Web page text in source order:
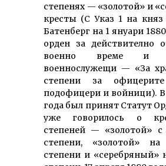
степенях — «золотой» и
кресты (С Указ 1 на княз
Батенберг на 1 януари
орден за действително
военно време и
военнослужещи — «За
степени за
подофицери и войници). В
года был принят Статут
уже говорилось о
степеней — «золотой»
степени, «золотой»
степени и «серебряный»